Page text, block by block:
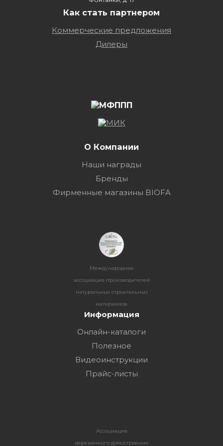
Как стать партнером
Коммерческие предложения
Дилеры
О Компании
Наши награды
Бренды
Фирменные магазины BIOFA
Международная
ассоциация производителей
натуральных строительных
материалов
Информация
Онлайн-каталоги
Полезное
Видеоинструкции
Прайс-листы
Ассоциация
деревянного домостроения